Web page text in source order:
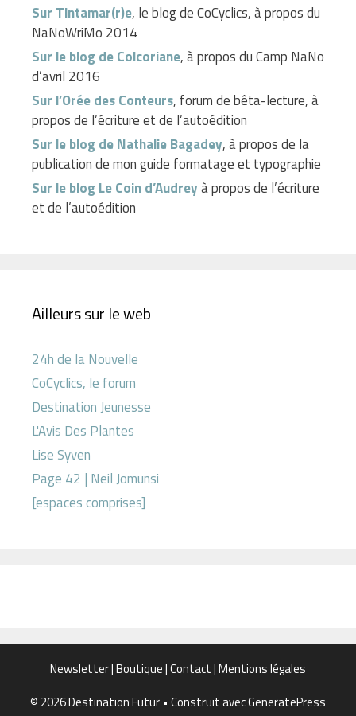
Sur Tintamar(r)e, le blog de CoCyclics, à propos du
NaNoWriMo 2014
Sur le blog de Colcoriane, à propos du Camp NaNo
d’avril 2016
Sur l’Orée des Conteurs, forum de bêta-lecture, à
propos de l’écriture et de l’autoédition
Sur le blog de Nathalie Bagadey, à propos de la
publication de mon guide formatage et typographie
Sur le blog Le Coin d’Audreyà propos de l’écriture
et de l’autoédition
Ailleurs sur le web
24h de la Nouvelle
CoCyclics, le forum
Destination Jeunesse
L'Avis Des Plantes
Lise Syven
Page 42 | Neil Jomunsi
[espaces comprises]
Newsletter|Boutique|Contact|Mentions légales
© 2026 Destination Futur • Construit avecGeneratePress